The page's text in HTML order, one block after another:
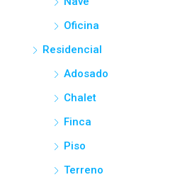
Oficina
Residencial
Adosado
Chalet
Finca
Piso
Terreno